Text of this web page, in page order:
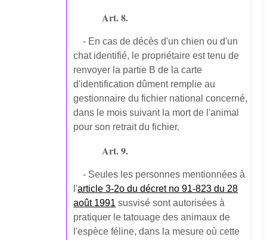
Art. 8.
- En cas de décès d'un chien ou d'un
chat identifié, le propriétaire est tenu de
renvoyer la partie B de la carte
d'identification dûment remplie au
gestionnaire du fichier national concerné,
dans le mois suivant la mort de l'animal
pour son retrait du fichier.
Art. 9.
- Seules les personnes mentionnées à
l'article 3-2o du décret no 91-823 du 28
août 1991 susvisé sont autorisées à
pratiquer le tatouage des animaux de
l'espèce féline, dans la mesure où cette